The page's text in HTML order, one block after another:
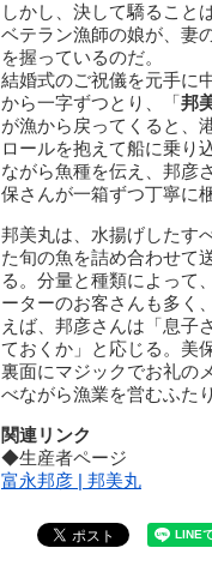
しかし、決して驕ること
ベテラン漁師の娘が、妻
を握っているのだ。
結婚式のご祝儀を元手に
から一字ずつとり、「邦
が漁から戻ってくると、
ロールを抱えて船に乗り
ながら魚種を伝え、邦彦
保さんが一箱ずつ丁寧に
邦美丸は、水揚げしたす
た旬の魚を詰め合わせて
る。分量と種類によって
ーターのお客さんも多く
えば、邦彦さんは「息子
ておくか」と応じる。美
裏面にマジックでお礼の
べながら漁業を営むふた
関連リンク
◆生産者ページ
富永邦彦 | 邦美丸